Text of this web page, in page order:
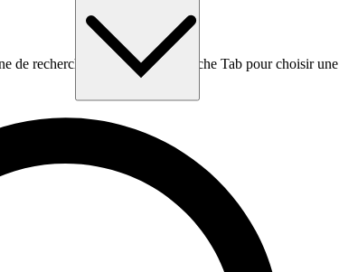
de recherche, puis utilisez la touche Tab pour choisir une